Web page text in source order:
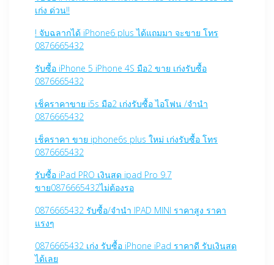
เก่ง ด่วน!!
! จับฉลากได้ iPhone6 plus ได้แถมมา จะขาย โทร
0876665432
รับซื้อ iPhone 5 iPhone 4S มือ2 ขาย เก่งรับซื้อ
0876665432
เช็คราคาขาย i5s มือ2 เก่งรับซื้อ ไอโฟน /จำนำ
0876665432
เช็คราคา ขาย iphone6s plus ใหม่ เก่งรับซื้อ โทร
0876665432
รับซื้อ iPad PRO เงินสด ipad Pro 9.7
ขาย0876665432ไม่ต้องรอ
0876665432 รับซื้อ/จำนำ IPAD MINI ราคาสูง ราคา
แรงๆ
0876665432 เก่ง รับซื้อ iPhone iPad ราคาดี รับเงินสด
ได้เลย